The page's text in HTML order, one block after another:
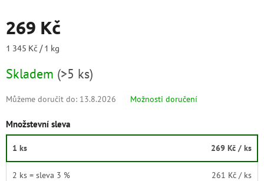
269 Kč
Měrná
1 345 Kč / 1 kg
Skladem (>5 ks)
Můžeme doručit do: 13.8.2026 Možnosti doručení
Množstevní sleva
1 ks 269 Kč / ks
2 ks = sleva 3 % 261 Kč / ks